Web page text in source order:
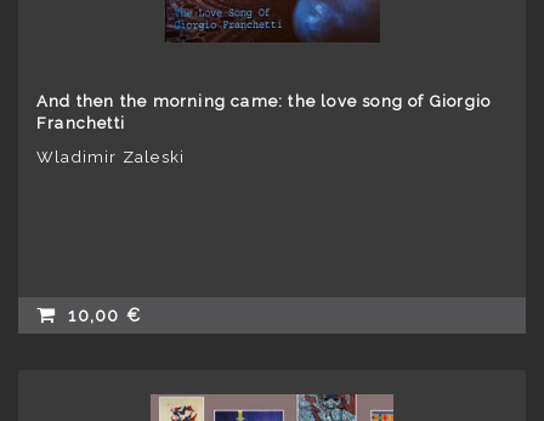
And then the morning came: the love song of Giorgio
Franchetti
Wladimir Zaleski
10,00 €